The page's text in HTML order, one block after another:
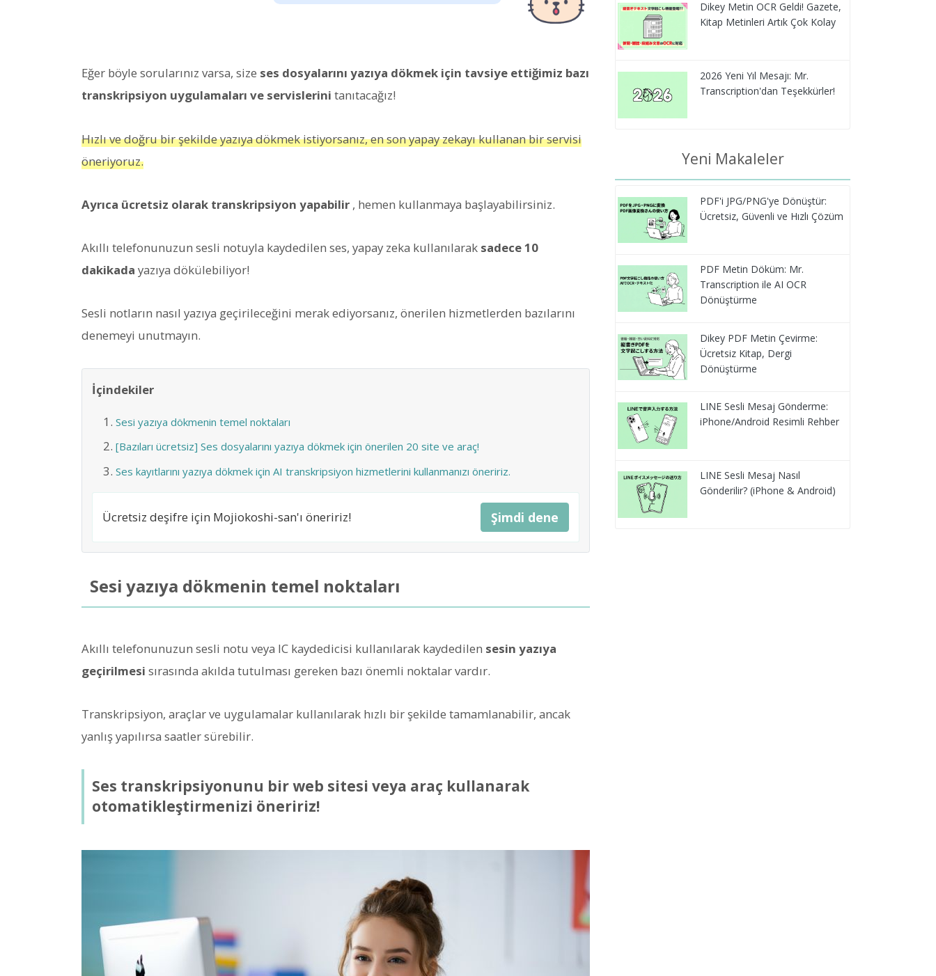
Eğer böyle sorularınız varsa, size ses dosyalarını yazıya dökmek için tavsiye ettiğimiz bazı
transkripsiyon uygulamaları ve servislerini tanıtacağız!
Hızlı ve doğru bir şekilde yazıya dökmek istiyorsanız, en son yapay zekayı kullanan bir servisi
öneriyoruz.
Ayrıca ücretsiz olarak transkripsiyon yapabilir , hemen kullanmaya başlayabilirsiniz.
Akıllı telefonunuzun sesli notuyla kaydedilen ses, yapay zeka kullanılarak sadece 10
dakikada yazıya dökülebiliyor!
Sesli notların nasıl yazıya geçirileceğini merak ediyorsanız, önerilen hizmetlerden bazılarını
denemeyi unutmayın.
İçindekiler
Sesi yazıya dökmenin temel noktaları
[Bazıları ücretsiz] Ses dosyalarını yazıya dökmek için önerilen 20 site ve araç!
Ses kayıtlarını yazıya dökmek için AI transkripsiyon hizmetlerini kullanmanızı öneririz.
Ücretsiz deşifre için Mojiokoshi-san'ı öneririz! Şimdi dene
Sesi yazıya dökmenin temel noktaları
Akıllı telefonunuzun sesli notu veya IC kaydedicisi kullanılarak kaydedilen sesin yazıya
geçirilmesi sırasında akılda tutulması gereken bazı önemli noktalar vardır.
Transkripsiyon, araçlar ve uygulamalar kullanılarak hızlı bir şekilde tamamlanabilir, ancak
yanlış yapılırsa saatler sürebilir.
Ses transkripsiyonunu bir web sitesi veya araç kullanarak
otomatikleştirmenizi öneririz!
Dikey Metin OCR Geldi! Gazete,
Kitap Metinleri Artık Çok Kolay
2026 Yeni Yıl Mesajı: Mr.
Transcription'dan Teşekkürler!
Yeni Makaleler
PDF'i JPG/PNG'ye Dönüştür:
Ücretsiz, Güvenli ve Hızlı Çözüm
PDF Metin Döküm: Mr.
Transcription ile AI OCR
Dönüştürme
Dikey PDF Metin Çevirme:
Ücretsiz Kitap, Dergi
Dönüştürme
LINE Sesli Mesaj Gönderme:
iPhone/Android Resimli Rehber
LINE Sesli Mesaj Nasıl
Gönderilir? (iPhone & Android)